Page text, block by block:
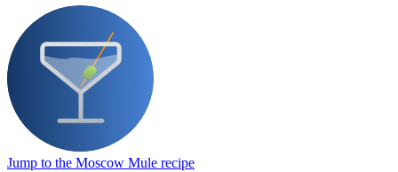
Jump to the Moscow Mule recipe